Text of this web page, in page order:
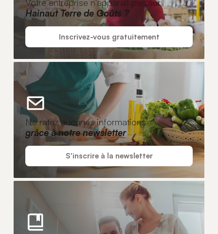
Votre entreprise n'apparaît pas sur
Hainaut Terre de Goûts ?
Inscrivez-vous gratuitement
Ne ratez aucunes informations
grâce à notre newsletter
S'inscrire à la newsletter